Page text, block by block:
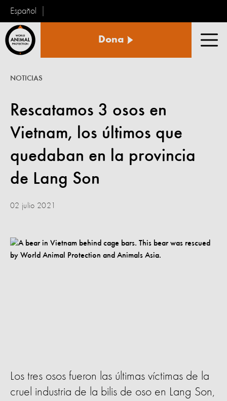
Español
Animal
Dona
Rescatamos 3 osos en
Vietnam, los últimos que
quedaban en la provincia
de Lang Son
NOTICIAS
02 julio 2021
Los tres osos fueron las últimas víctimas de la
cruel industria de la bilis de oso en Lang Son,